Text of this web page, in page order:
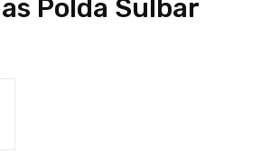
Polda Sulbar